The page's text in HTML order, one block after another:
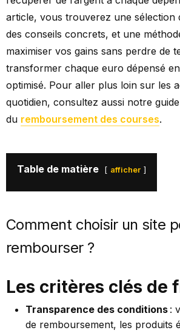
article, vous trouverez une sélection
des conseils concrets, et une
maximiser vos gains sans perdre de
transformer chaque euro dépensé
optimisé. Pour aller plus loin sur les
quotidien, consultez aussi notre
du remboursement des courses.
Table de matière afficher
Comment choisir un site
rembourser ?
Les critères clés de
Transparence des conditions :
de remboursement, les produits